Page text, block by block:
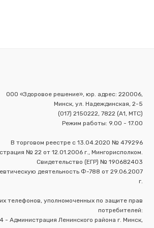
ООО «Здоровое решение», юр. адрес: 220006,
Минск, ул. Надеждинская, 2-5
(017) 2150222, 7822 (А1, МТС)
Режим работы: 9.00 - 17.00
В торговом реестре с 13.04.2020 № 479296
№ 22 от 12.01.2006 г., Мингорисполком.
Свидетельство (ЕГР) № 190682403
деятельность Ф-788 от 29.06.2007
г.
телефонов, уполномоченных по защите прав
потребителей:
Администрация Ленинского района г. Минск,